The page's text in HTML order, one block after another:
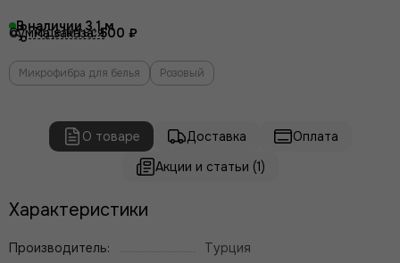
В наличии 3.1
Сумма заказа:500 ₽
Поделиться
Микрофибра для белья Розовый
О товаре Доставка
Оплата
Акции и статьи (1)
Характеристики
Производитель:
Турция